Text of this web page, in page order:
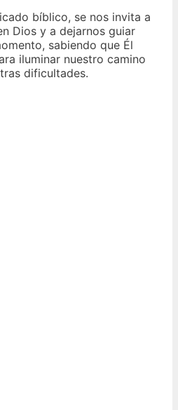
bíblico, se nos invita a
Dios y a dejarnos guiar
sabiendo que Él
iluminar nuestro camino
dificultades.